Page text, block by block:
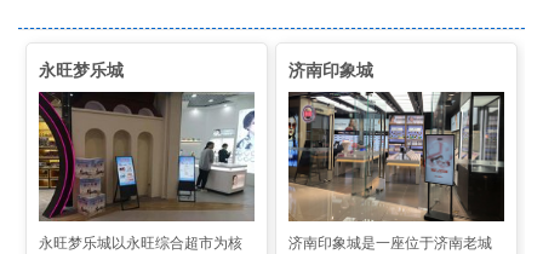
永旺梦乐城
永旺梦乐城以永旺综合超市为核
济南印象城
济南印象城是一座位于济南老城